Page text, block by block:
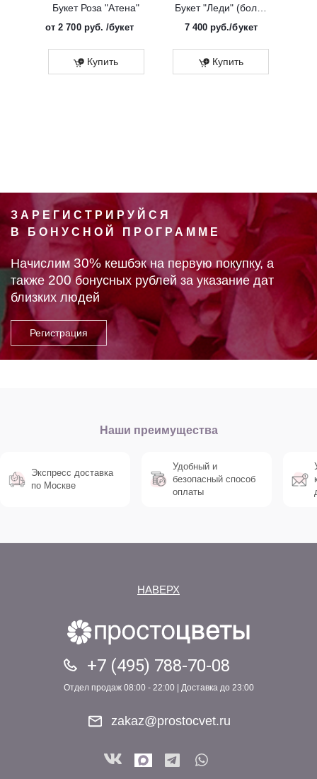
Букет Роза "Атена"
от2 700 руб. /букет
Купить
Букет "Леди" (большой)
7 400 руб./букет
Купить
ЗАРЕГИСТРИРУЙСЯ
В БОНУСНОЙ ПРОГРАММЕ
Начислим 30% кешбэк на первую покупку, а
также 200 бонусных рублей за указание дат
близких людей
Наши преимущества
Экспресс доставка
по Москве
Удобный и
безопасный способ
оплаты
НАВЕРХ
+7 (495) 788-70-08
Отдел продаж 08:00 - 22:00 | Доставка до 23:00
zakaz@prostocvet.ru